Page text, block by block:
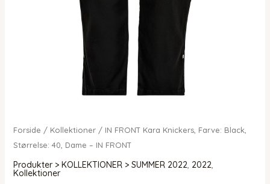
Forside / Kollektioner/ IN FRONT Kara Knickers, Farve: Black,
Størrelse: 40, Dame – IN FRONT
Produkter > KOLLEKTIONER > SUMMER 2022, 2022,
Kollektioner